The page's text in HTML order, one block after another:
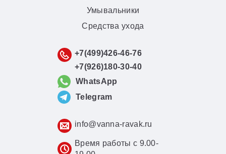
Умывальники
Средства ухода
+7(499)426-46-76
+7(926)180-30-40
WhatsApp
Telegram
info@vanna-ravak.ru
Время работы с 9.00-